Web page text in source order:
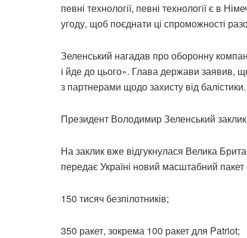
певні технології, певні технології є в
угоду, щоб поєднати ці спроможності
Зеленський нагадав про оборонну
і йде до цього». Глава держави заявив,
з партнерами щодо захисту від балістики.
Президент Володимир Зеленський
На заклик вже відгукнулася Велика
передає Україні новий масштабний пакет
150 тисяч безпілотників;
350 ракет, зокрема 100 ракет для Patriot;